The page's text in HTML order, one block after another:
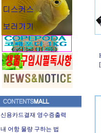
신용카드결재 영수증출력
내 어항 물량 구하는 법